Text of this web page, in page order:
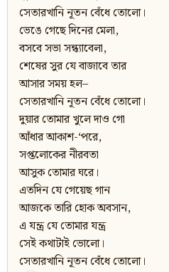
সেতারখানি নূতন বেঁধে তোলো।
ভেঙে গেছে দিনের মেলা,
বসবে সভা সন্ধ্যাবেলা,
শেষের সুর যে বাজাবে তার
আসার সময় হল–
সেতারখানি নূতন বেঁধে তোলো।
দুয়ার তোমার খুলে দাও গো
আঁধার আকাশ-‘পরে,
সপ্তলোকের নীরবতা
আসুক তোমার ঘরে।
এতদিন যে গেয়েছ গান
আজকে তারি হোক অবসান,
এ যন্ত্র যে তোমার যন্ত্র
সেই কথাটাই ভোলো।
সেতারখানি নূতন বেঁধে তোলো।